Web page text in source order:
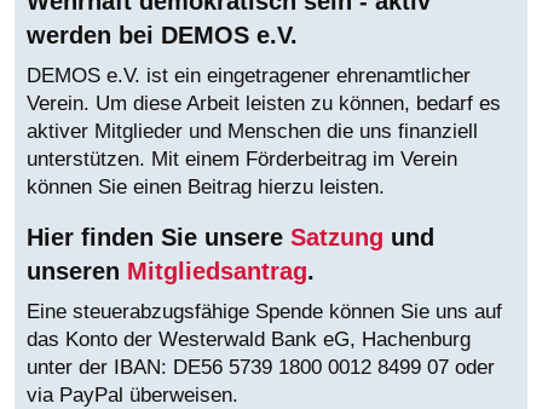
werden bei DEMOS e.V.
DEMOS e.V. ist ein eingetragener ehrenamtlicher
Verein. Um diese Arbeit leisten zu können, bedarf es
aktiver Mitglieder und Menschen die uns finanziell
unterstützen. Mit einem Förderbeitrag im Verein
können Sie einen Beitrag hierzu leisten.
Hier finden Sie unsere Satzung und
unseren Mitgliedsantrag.
Eine steuerabzugsfähige Spende können Sie uns auf
das Konto der Westerwald Bank eG, Hachenburg
unter der IBAN: DE56 5739 1800 0012 8499 07 oder
via PayPal überweisen.